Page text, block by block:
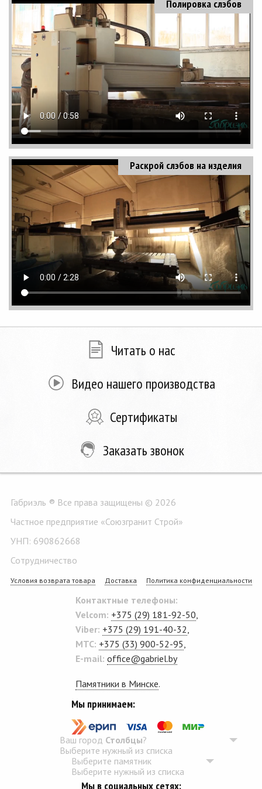
Полировка слэбов
Раскрой слэбов на изделия
Читать о нас
Видео нашего производства
Сертификаты
Заказать звонок
Габриэль ® Все права защищены © 2026
Частное предприятие «Союзгранит Строй»
УНП: 690862668
Сотрудничество
Условия возврата товара Доставка Политика конфиденциальности
Контактные телефоны:
Velcom: +375 (29) 181-92-50,
Viber: +375 (29) 191-40-32,
MTC: +375 (33) 900-52-95,
E-mail: office@gabriel.by
Памятники в Минске.
Мы принимаем:
Ваш город Столбцы?
Выберите нужный из списка
Выберите памятник
Выберите нужный из списка
Мы в социальных сетях: